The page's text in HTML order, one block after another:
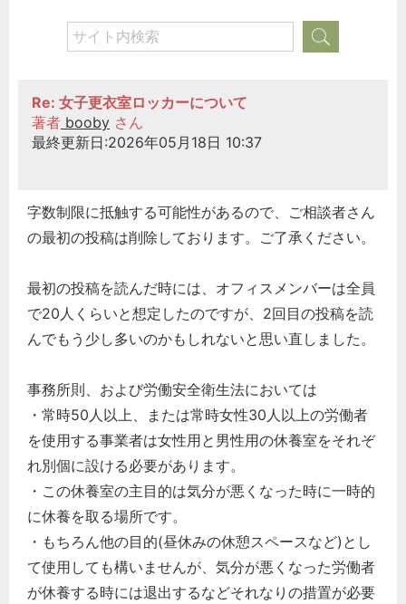
Re: 女子更衣室ロッカーについて
著者 booby さん
最終更新日:2026年05月18日 10:37
字数制限に抵触する可能性があるので、ご相談者さん
の最初の投稿は削除しております。ご了承ください。
最初の投稿を読んだ時には、オフィスメンバーは全員
で20人くらいと想定したのですが、2回目の投稿を読
んでもう少し多いのかもしれないと思い直しました。
事務所則、および労働安全衛生法においては
・常時50人以上、または常時女性30人以上の労働者
を使用する事業者は女性用と男性用の休養室をそれぞ
れ別個に設ける必要があります。
・この休養室の主目的は気分が悪くなった時に一時的
に休養を取る場所です。
・もちろん他の目的(昼休みの休憩スペースなど)とし
て使用しても構いませんが、気分が悪くなった労働者
が休養する時には退出するなどそれなりの措置が必要